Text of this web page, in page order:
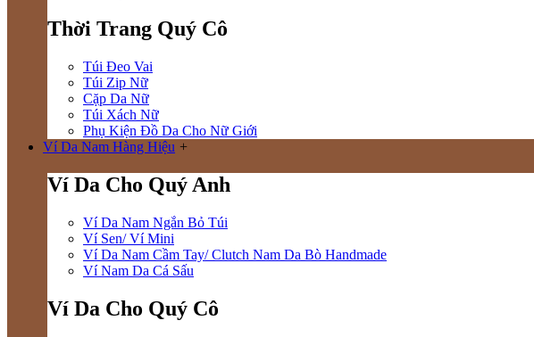
Thời Trang Quý Cô
Túi Đeo Vai
Túi Zip Nữ
Cặp Da Nữ
Túi Xách Nữ
Phụ Kiện Đồ Da Cho Nữ Giới
Ví Da Nam Hàng Hiệu +
Ví Da Cho Quý Anh
Ví Da Nam Ngắn Bỏ Túi
Ví Sen/ Ví Mini
Ví Da Nam Cầm Tay/ Clutch Nam Da Bò Handmade
Ví Nam Da Cá Sấu
Ví Da Cho Quý Cô